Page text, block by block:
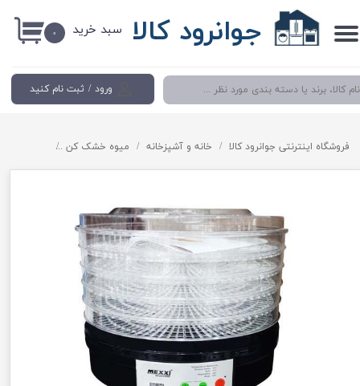
جوانرود کالا
ورود / ثبت نام کنید
حساب کاربری من
تغییر گذر واژه
سفارشات
خروج از حساب کاربری
۰ سبد خرید
فروشگاه اینترنتی جوانرود کالا خانه و آشپزخانه میوه خشک کن